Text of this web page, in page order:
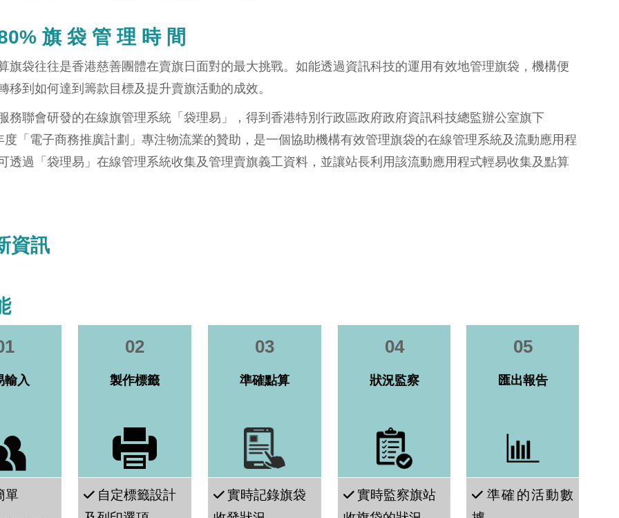
旗 袋 管 理 時 間
旗袋往往是香港慈善團體在賣旗日面對的最大挑戰。如能透過資訊科技的運用有效地管理旗袋，機構便
移到如何達到籌款目標及提升賣旗活動的成效。
務聯會研發的在線旗管理系統「袋理易」，得到香港特別行政區政府政府資訊科技總監辦公室旗下
度「電子商務推廣計劃」專注物流業的贊助，是一個協助機構有效管理旗袋的在線管理系統及流動應用程
透過「袋理易」在線管理系統收集及管理賣旗義工資料，並讓站長利用該流動應用程式輕易收集及點算
資訊
輸入
02
製作標籤
03
準確點算
04
狀況監察
05
匯出報告
單
自定標籤設計
實時記錄旗袋
實時監察旗站
準確的活動數